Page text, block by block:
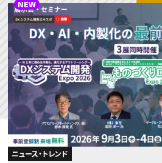
業界解説・キャリア事情
お役立ち基礎知識
映像クリエイター
マーケッター
クリエイターインタビュー
C＆R Magazine
ニュース・トレンド
ニュース・トレンド トップ
Web
映像
ゲーム・エンタメ
広告
出版
CREATIVE VILLAGEからのお知
プロフェッショナル×つな
NEW
ニュース・トレンド